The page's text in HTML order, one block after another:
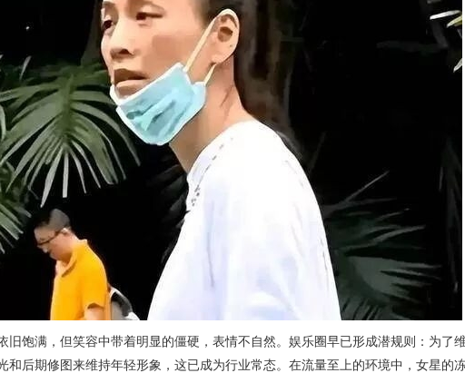
饱满，但笑容中带着明显的僵硬，表情不自然。娱乐圈早已形成潜规则：为了
和后期修图来维持年轻形象，这已成为行业常态。在流量至上的环境中，女星的